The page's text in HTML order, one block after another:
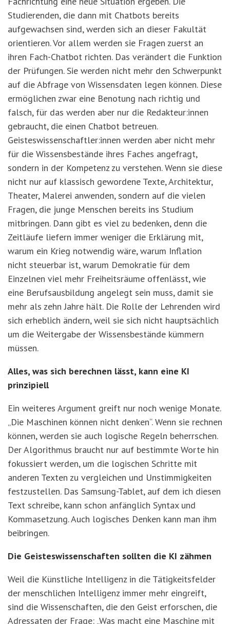
Studierenden, die dann mit Chatbots bereits
aufgewachsen sind, werden sich an dieser Fakultät
orientieren. Vor allem werden sie Fragen zuerst an
ihren Fach-Chatbot richten. Das verändert die Funktion
der Prüfungen. Sie werden nicht mehr den Schwerpunkt
auf die Abfrage von Wissensdaten legen können. Diese
ermöglichen zwar eine Benotung nach richtig und
falsch, für das werden aber nur die Redakteur:innen
gebraucht, die einen Chatbot betreuen.
Geisteswissenschaftler:innen werden aber nicht mehr
für die Wissensbestände ihres Faches angefragt,
sondern in der Kompetenz zu verstehen. Wenn sie diese
nicht nur auf klassisch gewordene Texte, Architektur,
Theater, Malerei anwenden, sondern auf die vielen
Fragen, die junge Menschen bereits ins Studium
mitbringen. Dann gibt es viel zu bedenken, denn die
Zeitläufe liefern immer weniger die Erklärung mit,
warum ein Krieg notwendig wäre, warum Inflation
nicht steuerbar ist, warum Demokratie für dem
Einzelnen viel mehr Freiheitsräume offenlässt, wie
eine Berufsausbildung angelegt sein muss, damit sie
mehr als zehn Jahre hält. Die Rolle der Lehrenden wird
sich erheblich ändern, weil sie sich nicht hauptsächlich
um die Weitergabe der Wissensbestände kümmern
müssen.
Alles, was sich berechnen lässt, kann eine KI
prinzipiell
Ein weiteres Argument greift nur noch wenige Monate.
„Die Maschinen können nicht denken“. Wenn sie rechnen
können, werden sie auch logische Regeln beherrschen.
Der Algorithmus braucht nur auf bestimmte Worte hin
fokussiert werden, um die logischen Schritte mit
anderen Texten zu vergleichen und Unstimmigkeiten
festzustellen. Das Samsung-Tablet, auf dem ich diesen
Text schreibe, kann schon anfänglich Syntax und
Kommasetzung. Auch logisches Denken kann man ihm
beibringen.
Die Geisteswissenschaften sollten die KI zähmen
Weil die Künstliche Intelligenz in die Tätigkeitsfelder
der menschlichen Intelligenz immer mehr eingreift,
sind die Wissenschaften, die den Geist erforschen, die
Adressaten der Frage: „Was macht eine Maschine mit